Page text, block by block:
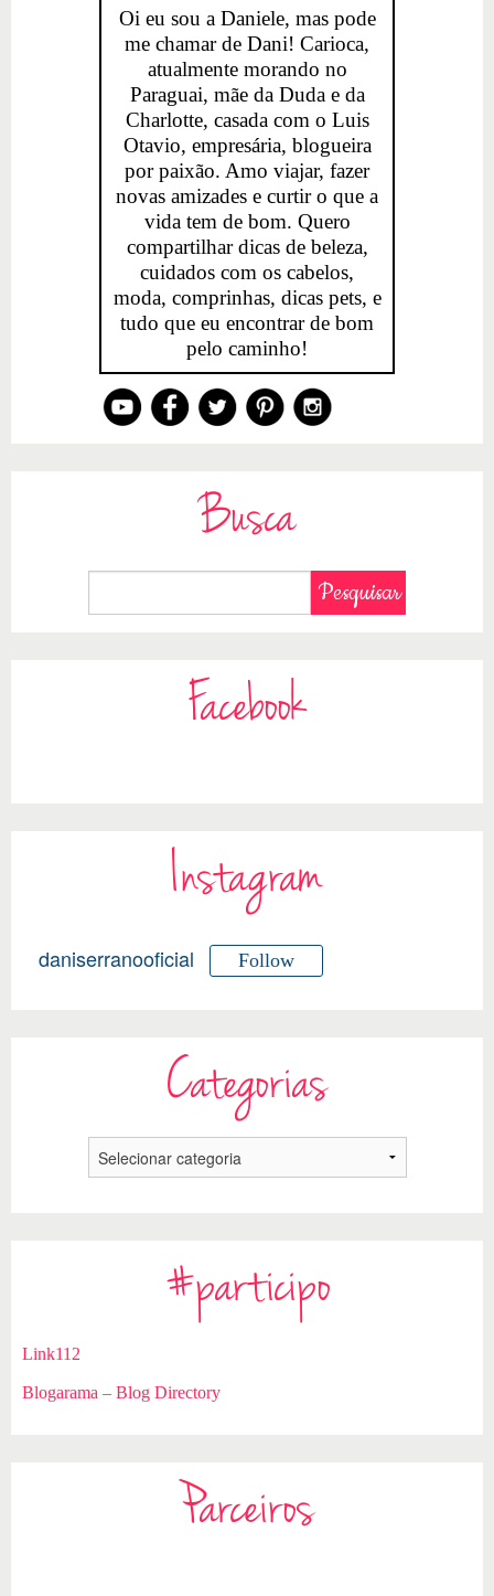
Oi eu sou a Daniele, mas pode
me chamar de Dani! Carioca,
atualmente morando no
Paraguai, mãe da Duda e da
Charlotte, casada com o Luis
Otavio, empresária, blogueira
por paixão. Amo viajar, fazer
novas amizades e curtir o que a
vida tem de bom. Quero
compartilhar dicas de beleza,
cuidados com os cabelos,
moda, comprinhas, dicas pets, e
tudo que eu encontrar de bom
pelo caminho!
Busca
Facebook
Instagram
daniserranooficial Follow
Categorias
#participo
Link112
Blogarama – Blog Directory
Parceiros